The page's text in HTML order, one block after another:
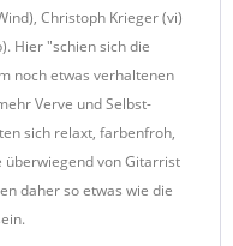
Christoph Krieger (vi)
Hier "schien sich die
noch etwas verhaltenen
Verve und Selbst-
sich relaxt, farbenfroh,
überwiegend von Gitarrist
daher so etwas wie die